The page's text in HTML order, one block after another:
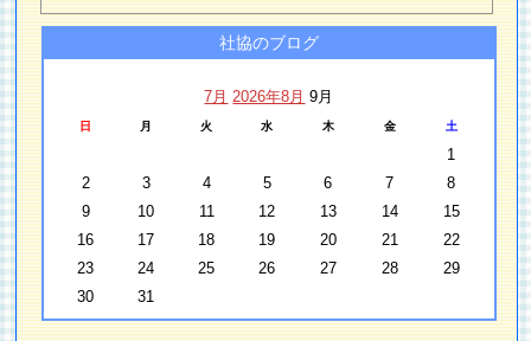
社協のブログ
7月 2026年8月 9月
日 月 火 水 木 金 土
1
2
3 4 5 6 7
8
9
10 11 12 13 14
15
16
17 18 19 20 21
22
23
24 25 26 27 28
29
30
31